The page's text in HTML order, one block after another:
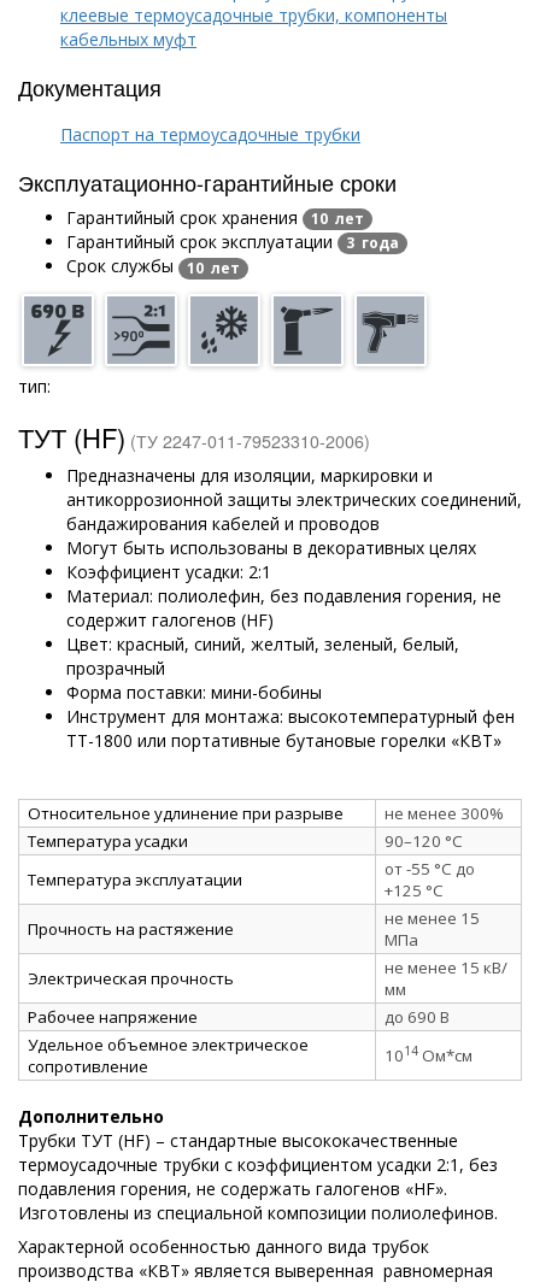
клеевые термоусадочные трубки, компоненты
кабельных муфт
Документация
Паспорт на термоусадочные трубки
Эксплуатационно-гарантийные сроки
Гарантийный срок хранения 10 лет
Гарантийный срок эксплуатации 3 года
Срок службы 10 лет
тип:
ТУТ (HF) (ТУ 2247-011-79523310-2006)
Предназначены для изоляции, маркировки и
антикоррозионной защиты электрических соединений,
бандажирования кабелей и проводов
Могут быть использованы в декоративных целях
Коэффициент усадки: 2:1
Материал: полиолефин, без подавления горения, не
содержит галогенов (HF)
Цвет: красный, синий, желтый, зеленый, белый,
прозрачный
Форма поставки: мини-бобины
Инструмент для монтажа: высокотемпературный фен
ТТ-1800 или портативные бутановые горелки «КВТ»
Относительное удлинение при разрыве
не менее 300%
Температура усадки
90–120 °C
Температура эксплуатации
от -55 °C до
+125 °C
Прочность на растяжение
не менее 15
МПа
Электрическая прочность
не менее 15 кВ/
мм
Рабочее напряжение
до 690 В
Удельное объемное электрическое
сопротивление
1014 Ом*см
Дополнительно
Трубки ТУТ (HF) – стандартные высококачественные
термоусадочные трубки с коэффициентом усадки 2:1, без
подавления горения, не содержать галогенов «HF».
Изготовлены из специальной композиции полиолефинов.
Характерной особенностью данного вида трубок
производства «КВТ» является выверенная равномерная